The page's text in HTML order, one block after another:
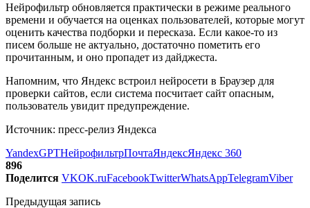
Нейрофильтр обновляется практически в режиме реального
времени и обучается на оценках пользователей, которые могут
оценить качества подборки и пересказа. Если какое-то из
писем больше не актуально, достаточно пометить его
прочитанным, и оно пропадет из дайджеста.
Напомним, что Яндекс встроил нейросети в Браузер для
проверки сайтов, если система посчитает сайт опасным,
пользователь увидит предупреждение.
Источник: пресс-релиз Яндекса
YandexGPTНейрофильтрПочтаЯндексЯндекс 360
896
Поделится VKOK.ruFacebookTwitterWhatsAppTelegramViber
Предыдущая запись